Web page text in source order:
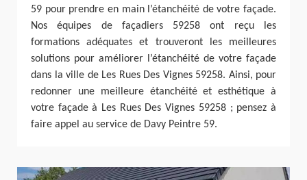
59 pour prendre en main l’étanchéité de votre façade.
Nos équipes de façadiers 59258 ont reçu les
formations adéquates et trouveront les meilleures
solutions pour améliorer l’étanchéité de votre façade
dans la ville de Les Rues Des Vignes 59258. Ainsi, pour
redonner une meilleure étanchéité et esthétique à
votre façade à Les Rues Des Vignes 59258 ; pensez à
faire appel au service de Davy Peintre 59.